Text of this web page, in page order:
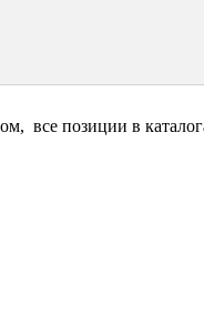
все позиции в